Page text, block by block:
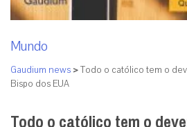
Mundo
Gaudium news >Todo o católico tem o
Bispo dos EUA